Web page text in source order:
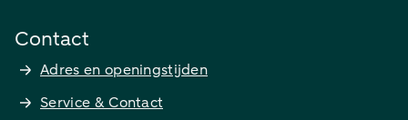
Contact
Adres en openingstijden
Service & Contact